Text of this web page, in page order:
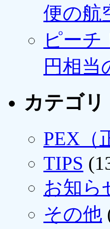
便の航
ピーチ
円相当
カテゴリ
PEX（
TIPS
お知ら
その他